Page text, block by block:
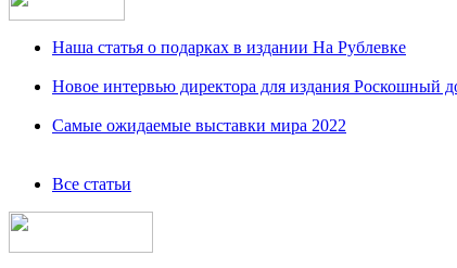
Наша статья о подарках в издании На Рублевке
Новое интервью директора для издания Роскошный
Самые ожидаемые выставки мира 2022
Все статьи